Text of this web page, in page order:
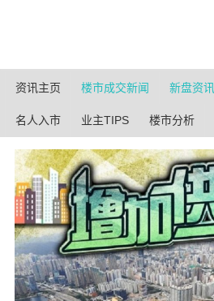
资讯主页 楼市成交新闻 新盘资讯
名人入市 业主TIPS 楼市分析